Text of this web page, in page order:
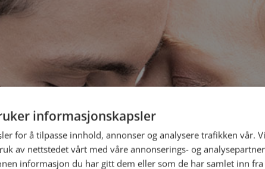
Vestvågøy Bli
Jeg er en:
informasjonskapsler
for å tilpasse innhold, annonser og analysere trafikken vår.
av nettstedet vårt med våre annonserings- og
informasjon du har gitt dem eller som de har samlet inn